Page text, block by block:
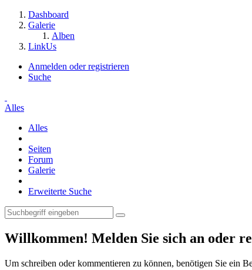
Dashboard
Galerie
Alben
LinkUs
Anmelden oder registrieren
Suche
Alles
Alles
Seiten
Forum
Galerie
Erweiterte Suche
Willkommen! Melden Sie sich an oder
Um schreiben oder kommentieren zu können, benötigen Sie ein